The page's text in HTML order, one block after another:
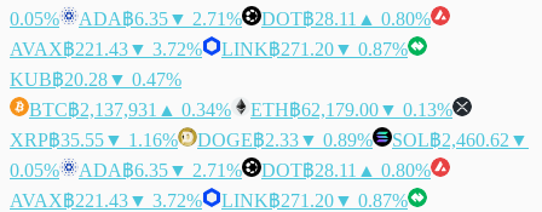
0.05%
ADA฿6.35▼ 2.71% DOT฿28.11 ▲ 0.80%
AVAX฿221.43▼ 3.72% LINK฿271.20▼ 0.87%
KUB฿20.28▼ 0.47%
BTC฿2,137,931 ▲ 0.34% ETH฿62,179.00▼ 0.13%
XRP฿35.55▼ 1.16% DOGE฿2.33▼ 0.89% SOL฿2,460.62 ▼
0.05%
ADA฿6.35▼ 2.71% DOT฿28.11 ▲ 0.80%
AVAX฿221.43▼ 3.72% LINK฿271.20▼ 0.87%